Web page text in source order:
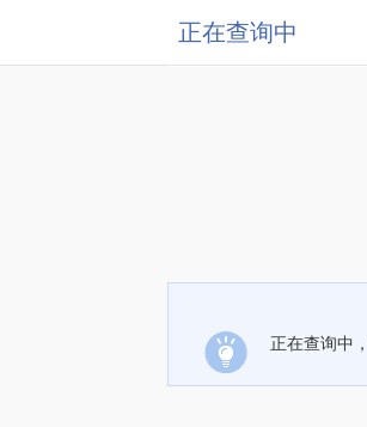
正在查询中
正在查询中